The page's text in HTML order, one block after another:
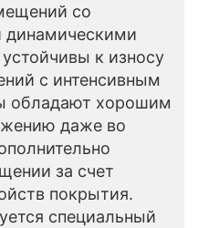
со
динамическими
к износу
с интенсивным
обладают хорошим
даже во
за счет
покрытия.
специальный